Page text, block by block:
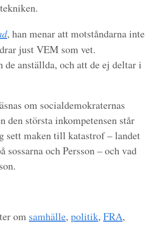
, han menar att motståndarna inte
just VEM som vet.
de anställda, och att de ej deltar i
om socialdemokraternas
den största inkompetensen står
sett maken till katastrof – landet
och Persson – och vad
om samhälle, politik, FRA,